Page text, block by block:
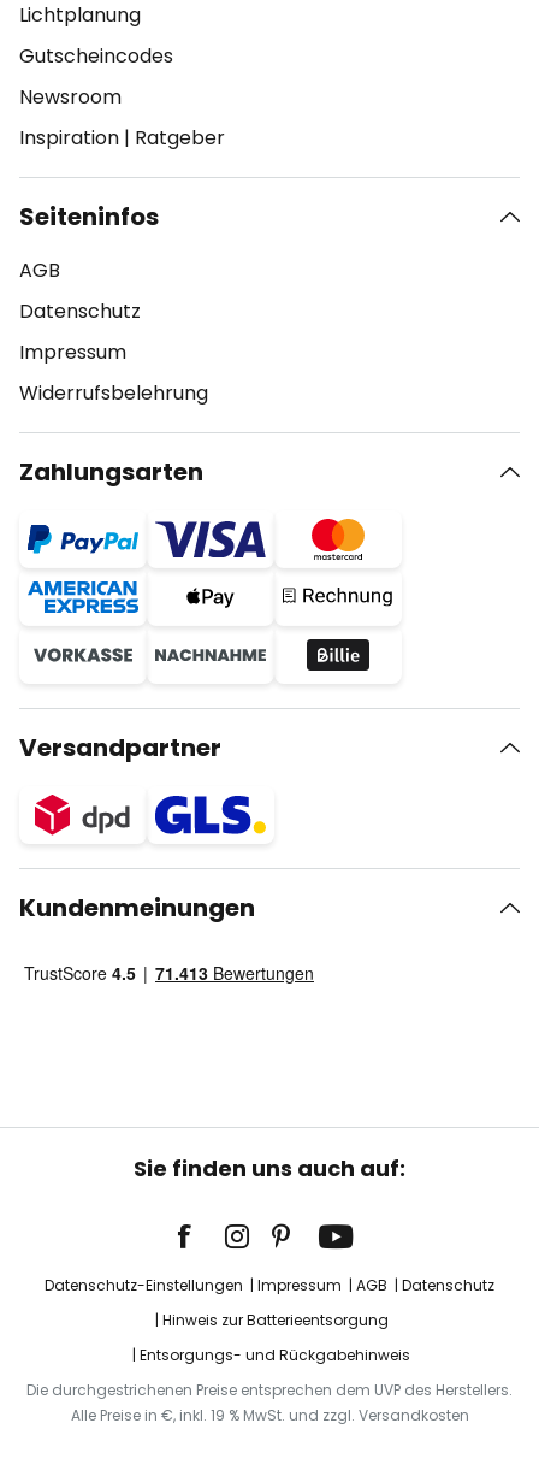
Lichtplanung
Gutscheincodes
Newsroom
Inspiration | Ratgeber
Seiteninfos
AGB
Datenschutz
Impressum
Widerrufsbelehrung
Zahlungsarten
Versandpartner
Kundenmeinungen
Sie finden uns auch auf:
Datenschutz-Einstellungen Impressum AGB
Datenschutz
Hinweis zur Batterieentsorgung
Entsorgungs- und Rückgabehinweis
Die durchgestrichenen Preise entsprechen dem UVP des Herstellers.
Alle Preise in €, inkl. 19 % MwSt. und zzgl. Versandkosten